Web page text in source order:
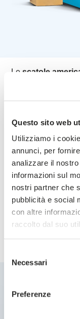
Questo sito web
Utilizziamo i
annunci, per
analizzare il
informazioni sul
nostri partner che
pubblicità e social
con altre
raccolto dal suo
delNecessari
Preferenze
Le scatole
l’imballaggio, la
onda singola o
Realizzabili su
diverse soluzioni
consegna in vari
Alcune